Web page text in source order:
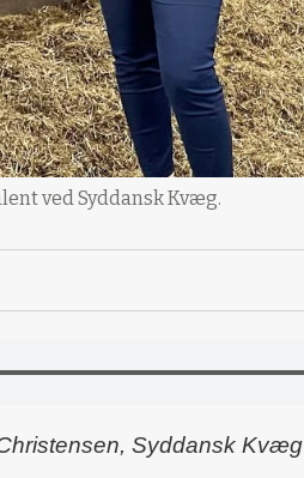
ved Syddansk Kvæg.
Syddansk Kvæg